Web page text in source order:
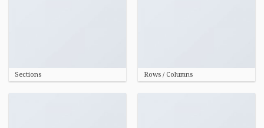
Sections Rows / Columns